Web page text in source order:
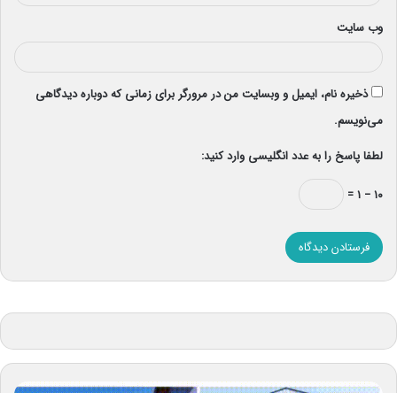
وب‌ سایت
ذخیره نام، ایمیل و وبسایت من در مرورگر برای زمانی که دوباره دیدگاهی
می‌نویسم.
لطفا پاسخ را به عدد انگلیسی وارد کنید:
۱۰ − ۱ =